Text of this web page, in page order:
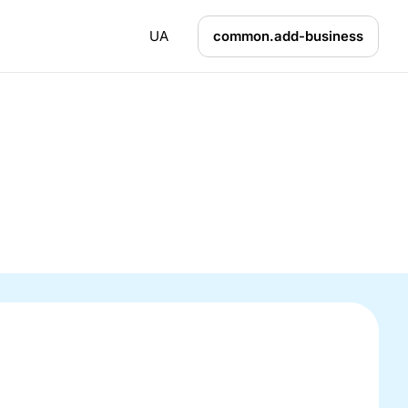
UA common.add-business